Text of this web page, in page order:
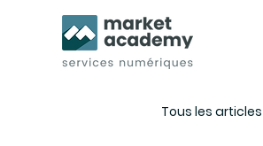
Tous les articles